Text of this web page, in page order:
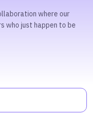
where our
who just happen to be